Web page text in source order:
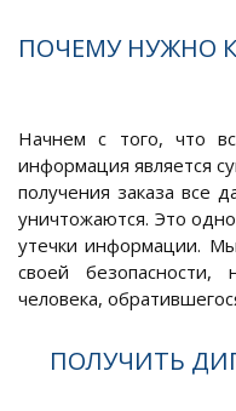
ПОЧЕМУ НУЖНО
Начнем с того, что
информация является
получения заказа все
уничтожаются. Это
утечки информации.
своей
человека,
ПОЛУЧИТЬ